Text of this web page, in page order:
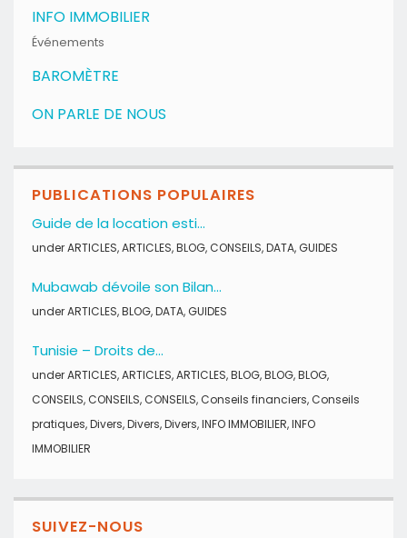
INFO IMMOBILIER
Événements
BAROMÈTRE
ON PARLE DE NOUS
PUBLICATIONS POPULAIRES
Guide de la location esti...
underARTICLES,ARTICLES,BLOG,CONSEILS,DATA,GUIDES
Mubawab dévoile son Bilan...
underARTICLES,BLOG,DATA,GUIDES
Tunisie – Droits de...
underARTICLES,ARTICLES,ARTICLES,BLOG,BLOG,BLOG,
CONSEILS,CONSEILS,CONSEILS,Conseils financiers,Conseils
pratiques,Divers,Divers,Divers,INFO IMMOBILIER,INFO
IMMOBILIER
SUIVEZ-NOUS